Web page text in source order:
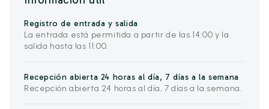
Registro de entrada y salida
La entrada está permitida a partir de las 14:00 y la
salida hasta las 11:00.
Recepción abierta 24 horas al día, 7 días a la semana
Recepción abierta 24 horas al día, 7 días a la semana.